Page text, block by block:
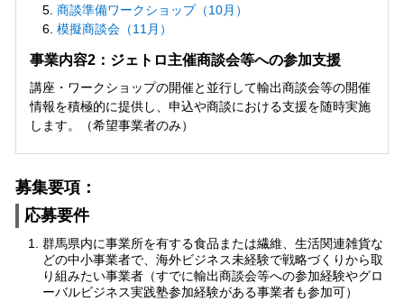
商談準備ワークショップ（10月）
模擬商談会（11月）
事業内容2：ジェトロ主催商談会等への参加支援
講座・ワークショップの開催と並行して輸出商談会等の開催
情報を積極的に提供し、申込や商談における支援を随時実施
します。（希望事業者のみ）
募集要項：
応募要件
群馬県内に事業所を有する食品または繊維、生活関連雑貨な
どの中小事業者で、海外ビジネス未経験で戦略づくりから取
り組みたい事業者（すでに輸出商談会等への参加経験やグロ
ーバルビジネス実践塾参加経験がある事業者も参加可）